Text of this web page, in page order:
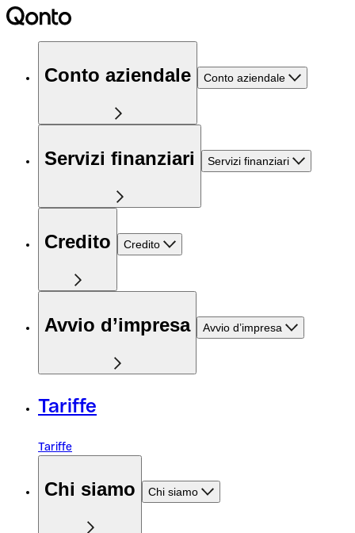
Conto aziendale Conto aziendale
Servizi finanziari Servizi finanziari
Credito Credito
Avvio d’impresa Avvio d’impresa
Tariffe
Tariffe
Chi siamo Chi siamo